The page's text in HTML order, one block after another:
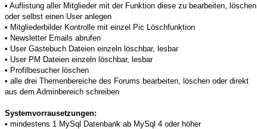
• Auflistung aller Mitglieder mit der Funktion diese zu bearbeiten, löschen
oder selbst einen User anlegen
• Mitgliederbilder Kontrolle mit einzel Pic Löschfunktion
• Newsletter Emails abrufen
• User Gästebuch Dateien einzeln löschbar, lesbar
• User PM Dateien einzeln löschbar, lesbar
• Profilbesucher löschen
• alle drei Themenbereiche des Forums bearbeiten, löschen oder direkt
aus dem Adminbereich schreiben
Systemvorrausetzungen:
• mindestens 1 MySql Datenbank ab MySql 4 oder höher